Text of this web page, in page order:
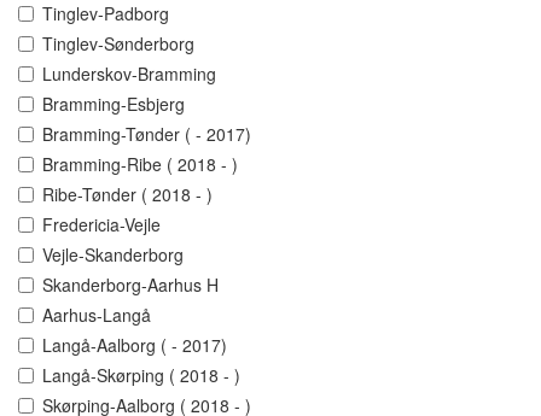
Tinglev-Padborg
Tinglev-Sønderborg
Lunderskov-Bramming
Bramming-Esbjerg
Bramming-Tønder ( - 2017)
Bramming-Ribe ( 2018 - )
Ribe-Tønder ( 2018 - )
Fredericia-Vejle
Vejle-Skanderborg
Skanderborg-Aarhus H
Aarhus-Langå
Langå-Aalborg ( - 2017)
Langå-Skørping ( 2018 - )
Skørping-Aalborg ( 2018 - )